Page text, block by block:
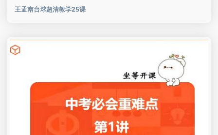
王孟南台球超清教学25课